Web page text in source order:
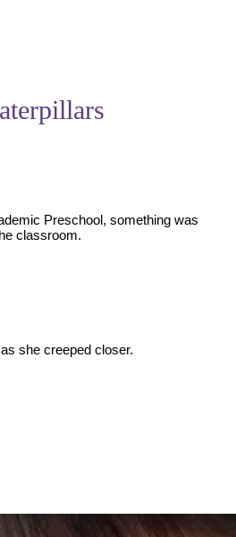
Preschool, something was
classroom.
as she creeped closer.